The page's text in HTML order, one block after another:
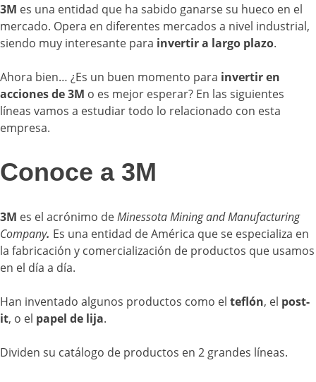
3M es una entidad que ha sabido ganarse su hueco en el
mercado. Opera en diferentes mercados a nivel industrial,
siendo muy interesante para invertir a largo plazo.
Ahora bien… ¿Es un buen momento para invertir en
acciones de 3M o es mejor esperar? En las siguientes
líneas vamos a estudiar todo lo relacionado con esta
empresa.
Conoce a 3M
3M es el acrónimo deMinessota Mining and Manufacturing
Company. Es una entidad de América que se especializa en
la fabricación y comercialización de productos que usamos
en el día a día.
Han inventado algunos productos como el teflón, el post-
it, o el papel de lija.
Dividen su catálogo de productos en 2 grandes líneas.